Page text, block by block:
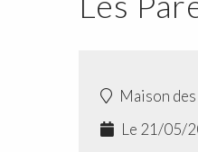
Maison
Le 21/05/